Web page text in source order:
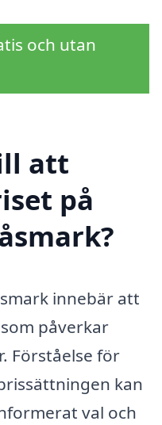
och utan
att
på
innebär att
påverkar
Förståelse för
kan
val och